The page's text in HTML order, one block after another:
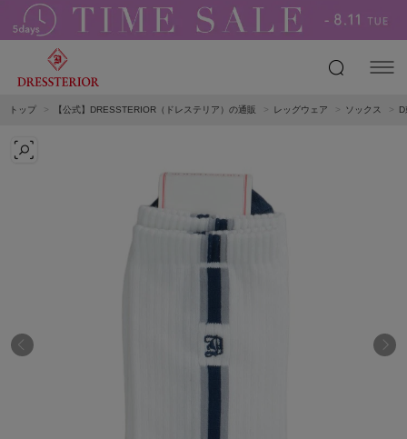
トップ 【公式】DRESSTERIOR（ドレステリア）の通販 レッグウェア ソックス